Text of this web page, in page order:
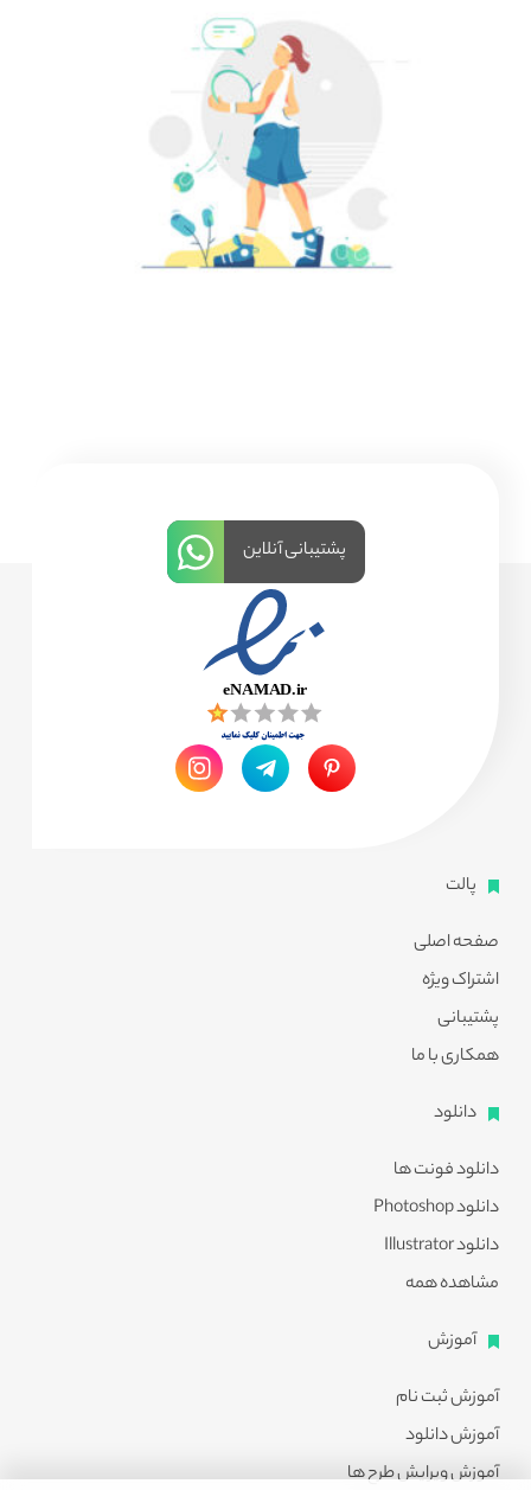
پالت
صفحه اصلی
اشتراک ویژه
پشتیبانی
همکاری با ما
دانلود
دانلود فونت ها
دانلود Photoshop
دانلود Illustrator
مشاهده همه
آموزش
آموزش ثبت نام
آموزش دانلود
آموزش ویرایش طرح ها
پشتیبانی آنلاین